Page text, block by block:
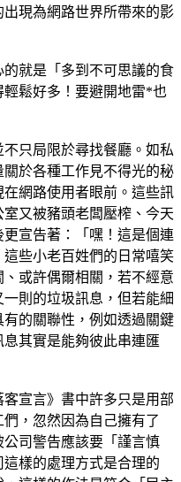
現為網路世界所帶來的影
就是「多到不可思議的食
鬆好多！要避開地雷*也
只局限於尋找餐廳。如私
於各種工作見不得光的秘
網路使用者眼前。這些訊
又被豬頭老闆壓榨、今天
宣告著：「嘿！這是個連
些小老百姓們的日常嘻笑
或許偶爾相關，若不經意
則的垃圾訊息，但若能細
的關聯性，例如透過關鍵
其實是能夠彼此串連匯
宣言》書中許多只是用部
，忽然因為自己擁有了
公司警告應該要「謹言慎
樣的處理方式是合理的